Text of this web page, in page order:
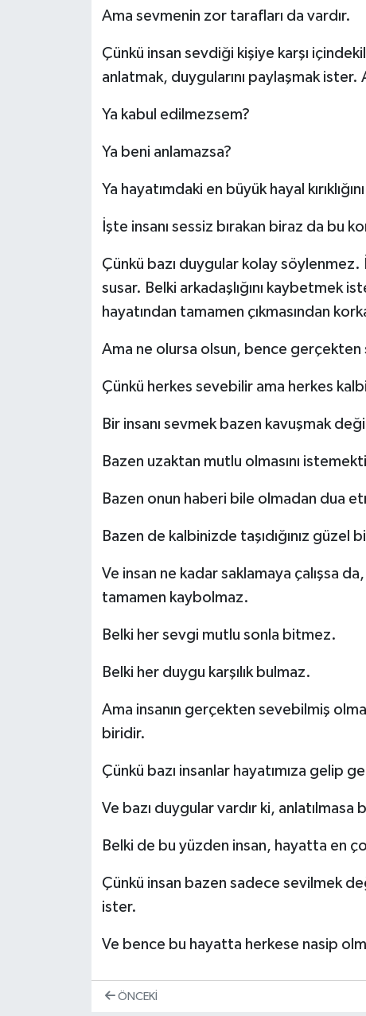
Ama sevmenin zor tarafları da vardır.
Çünkü insan sevdiği kişiye karşı
anlatmak, duygularını paylaşmak
Ya kabul edilmezsem?
Ya beni anlamazsa?
Ya hayatımdaki en büyük hayal
İşte insanı sessiz bırakan biraz da bu
Çünkü bazı duygular kolay
susar. Belki arkadaşlığını kaybetmek
hayatından tamamen çıkmasından
Ama ne olursa olsun, bence
Çünkü herkes sevebilir ama herkes
Bir insanı sevmek bazen kavuşmak
Bazen uzaktan mutlu olmasını
Bazen onun haberi bile olmadan dua
Bazen de kalbinizde taşıdığınız güzel
Ve insan ne kadar saklamaya çalışsa
tamamen kaybolmaz.
Belki her sevgi mutlu sonla bitmez.
Belki her duygu karşılık bulmaz.
Ama insanın gerçekten sevebilmiş
biridir.
Çünkü bazı insanlar hayatımıza gelip
Ve bazı duygular vardır ki,
Belki de bu yüzden insan, hayatta en
Çünkü insan bazen sadece sevilmek
ister.
Ve bence bu hayatta herkese nasip
ÖNCEKI